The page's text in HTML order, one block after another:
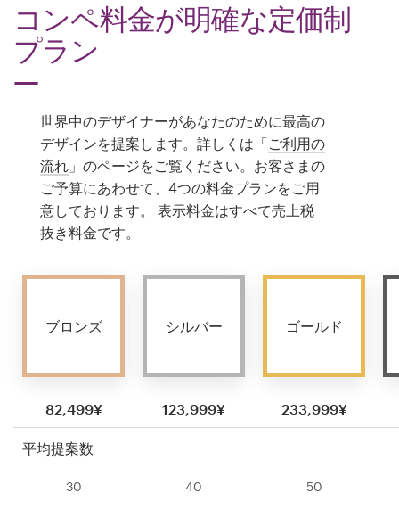
コンペ料金が明確な定価制
プラン
世界中のデザイナーがあなたのために最高の
デザインを提案します。詳しくは「 ご利用の
流れ 」のページをご覧ください。お客さまの
ご予算にあわせて、4つの料金プランをご用
意しております。 表示料金はすべて売上税
抜き料金です。
ブロンズ
82,499¥
シルバー
123,999¥
ゴールド
233,999¥
平均提案数
30 40 50